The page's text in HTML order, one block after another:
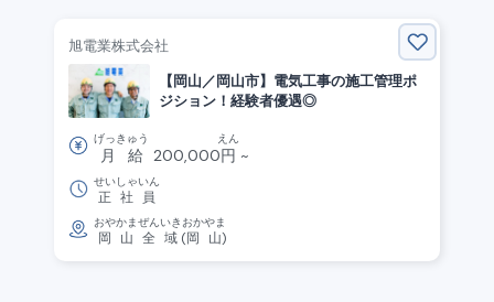
旭電業株式会社
【岡山／岡山市】電気工事の施工管理ポ
ジション！経験者優遇◎
月給
げっきゅう
200,000円
えん
~
正社員
せいしゃいん
岡山
おやかま
全域
ぜんいき
(岡山
おかやま
)